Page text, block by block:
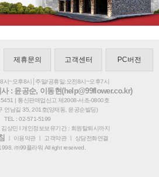
제휴문의 고객센터 PC버전
시~오후8시│주말/공휴일:오전8시~오후7시
: 윤공순, 이동현(help@99flower.co.kr)
| 통신판매업신고 제2008-서초-0800호
언남길 35, 201호(양재동, 윤공순빌딩)
TEL : 02-571-5199
상민 l 개인정보보유기간 : 회원탈퇴시까지
이용약관ㅣ 고객약관ㅣ
상담전화연결
㈜99플라워 All right reserved.